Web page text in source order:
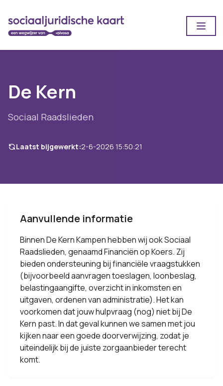
De Kern
Sociaal Raadslieden
Laatst bijgewerkt:2-6-2026 15:50:21
Aanvullende informatie
Binnen De Kern Kampen hebben wij ook Sociaal
Raadslieden, genaamd Financiën op Koers. Zij
bieden ondersteuning bij financiële vraagstukken
(bijvoorbeeld aanvragen toeslagen, loonbeslag,
belastingaangifte, overzicht in inkomsten en
uitgaven, ordenen van administratie). Het kan
voorkomen dat jouw hulpvraag (nog) niet bij De
Kern past. In dat geval kunnen we samen met jou
kijken naar een goede doorverwijzing, zodat je
uiteindelijk bij de juiste zorgaanbieder terecht
komt.